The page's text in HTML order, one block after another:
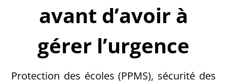
avant d’avoir à
gérer l’urgence
Protection des écoles (PPMS), sécurité des